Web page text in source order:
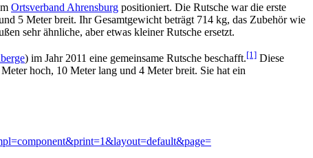
Ortsverband Ahrensburg positioniert. Die Rutsche war die erste
5 Meter breit. Ihr Gesamtgewicht beträgt 714 kg, das Zubehör wie
sehr ähnliche, aber etwas kleiner Rutsche ersetzt.
) im Jahr 2011 eine gemeinsame Rutsche beschafft.[1] Diese
hoch, 10 Meter lang und 4 Meter breit. Sie hat ein